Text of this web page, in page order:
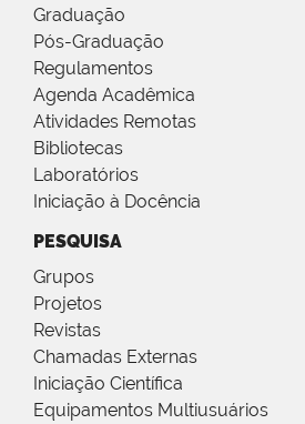
Graduação
Pós-Graduação
Regulamentos
Agenda Acadêmica
Atividades Remotas
Bibliotecas
Laboratórios
Iniciação à Docência
PESQUISA
Grupos
Projetos
Revistas
Chamadas Externas
Iniciação Científica
Equipamentos Multiusuários